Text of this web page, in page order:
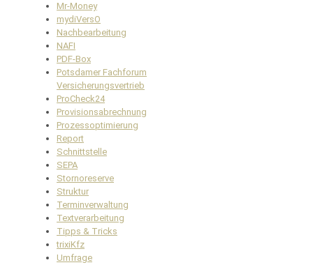
Mr-Money
mydiVersO
Nachbearbeitung
NAFI
PDF-Box
Potsdamer Fachforum
Versicherungsvertrieb
ProCheck24
Provisionsabrechnung
Prozessoptimierung
Report
Schnittstelle
SEPA
Stornoreserve
Struktur
Terminverwaltung
Textverarbeitung
Tipps & Tricks
trixiKfz
Umfrage